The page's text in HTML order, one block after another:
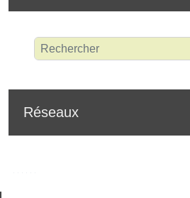
Réseaux